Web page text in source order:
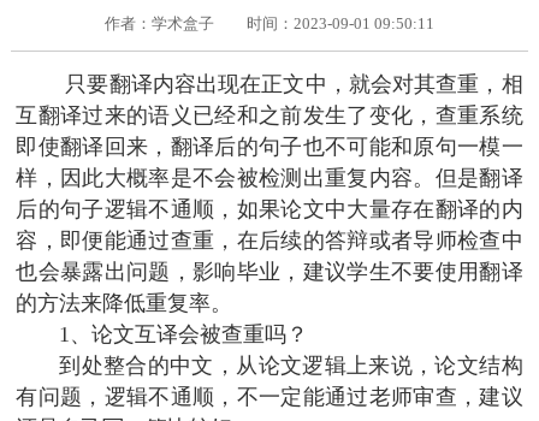
作者：学术盒子 时间：2023-09-01 09:50:11
只要翻译内容出现在正文中，就会对其查重，相
互翻译过来的语义已经和之前发生了变化，查重系统
即使翻译回来，翻译后的句子也不可能和原句一模一
样，因此大概率是不会被检测出重复内容。但是翻译
后的句子逻辑不通顺，如果论文中大量存在翻译的内
容，即便能通过查重，在后续的答辩或者导师检查中
也会暴露出问题，影响毕业，建议学生不要使用翻译
的方法来降低重复率。
1、论文互译会被查重吗？
到处整合的中文，从论文逻辑上来说，论文结构
有问题，逻辑不通顺，不一定能通过老师审查，建议